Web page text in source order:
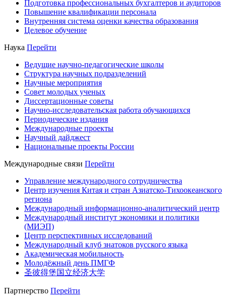
Подготовка профессиональных бухгалтеров и аудиторов
Повышение квалификации персонала
Внутренняя система оценки качества образования
Целевое обучение
Наука Перейти
Ведущие научно-педагогические школы
Структура научных подразделений
Научные мероприятия
Совет молодых ученых
Диссертационные советы
Научно-исследовательская работа обучающихся
Периодические издания
Международные проекты
Научный дайджест
Национальные проекты России
Международные связи Перейти
Управление международного сотрудничества
Центр изучения Китая и стран Азиатско-Тихоокеанского
региона
Международный информационно-аналитический центр
Международный институт экономики и политики
(МИЭП)
Центр перспективных исследований
Международный клуб знатоков русского языка
Академическая мобильность
Молодёжный день ПМГФ
圣彼得堡国立经济大学
Партнерство Перейти